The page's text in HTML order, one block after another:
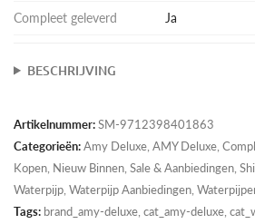
Compleet geleverd Ja
BESCHRIJVING
Artikelnummer:SM-9712398401863
Categorieën:Amy Deluxe, AMY Deluxe,
Kopen, Nieuw Binnen, Sale & Aanbiedingen,
Waterpijp, Waterpijp Aanbiedingen,
Tags: brand_amy-deluxe, cat_amy-deluxe,